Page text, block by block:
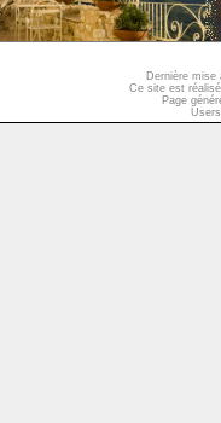
Dernière mise
Ce site est
Page